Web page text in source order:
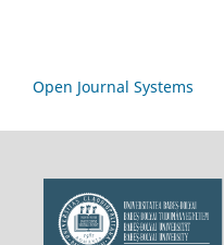
Open Journal Systems